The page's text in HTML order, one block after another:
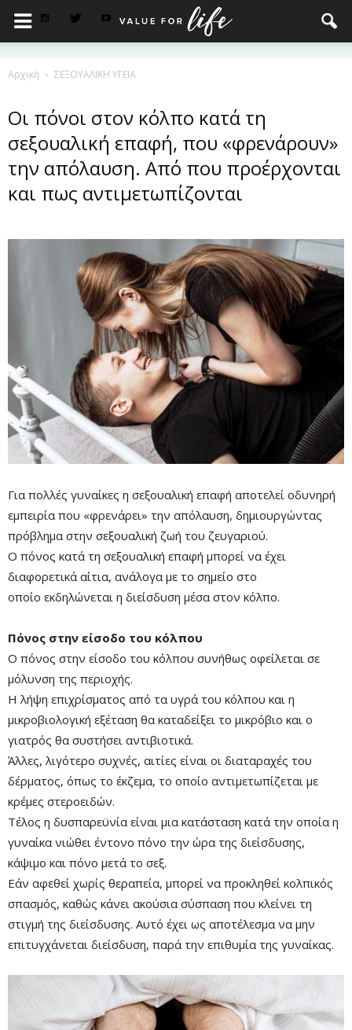
Αρχική ΣΕΞΟΥΑΛΙΚΗ ΥΓΕΙΑ
Οι πόνοι στον κόλπο κατά τη
σεξουαλική επαφή, που «φρενάρουν»
την απόλαυση. Από που προέρχονται
και πως αντιμετωπίζονται
Για πολλές γυναίκες η σεξουαλική επαφή αποτελεί οδυνηρή
εμπειρία που «φρενάρει» την απόλαυση, δημιουργώντας
πρόβλημα στην σεξουαλική ζωή του ζευγαριού.
Ο πόνος κατά τη σεξουαλική επαφή μπορεί να έχει
διαφορετικά αίτια, ανάλογα με το σημείο στο
οποίο εκδηλώνεται η διείσδυση μέσα στον κόλπο.
Remaining
Time
-0:00
Mute
Πόνος στην είσοδο του κόλπου
Ο πόνος στην είσοδο του κόλπου συνήθως οφείλεται σε
μόλυνση της περιοχής.
Η λήψη επιχρίσματος από τα υγρά του κόλπου και η
μικροβιολογική εξέταση θα καταδείξει το μικρόβιο και ο
γιατρός θα συστήσει αντιβιοτικά.
Άλλες, λιγότερο συχνές, αιτίες είναι οι διαταραχές του
δέρματος, όπως το έκζεμα, το οποίο αντιμετωπίζεται με
κρέμες στεροειδών.
Τέλος η δυσπαρεϋνία είναι μια κατάσταση κατά την οποία η
γυναίκα νιώθει έντονο πόνο την ώρα της διείσδυσης,
κάψιμο και πόνο μετά το σεξ.
Εάν αφεθεί χωρίς θεραπεία, μπορεί να προκληθεί κολπικός
σπασμός, καθώς κάνει ακούσια σύσπαση που κλείνει τη
στιγμή της διείσδυσης. Αυτό έχει ως αποτέλεσμα να μην
επιτυγχάνεται διείσδυση, παρά την επιθυμία της γυναίκας.